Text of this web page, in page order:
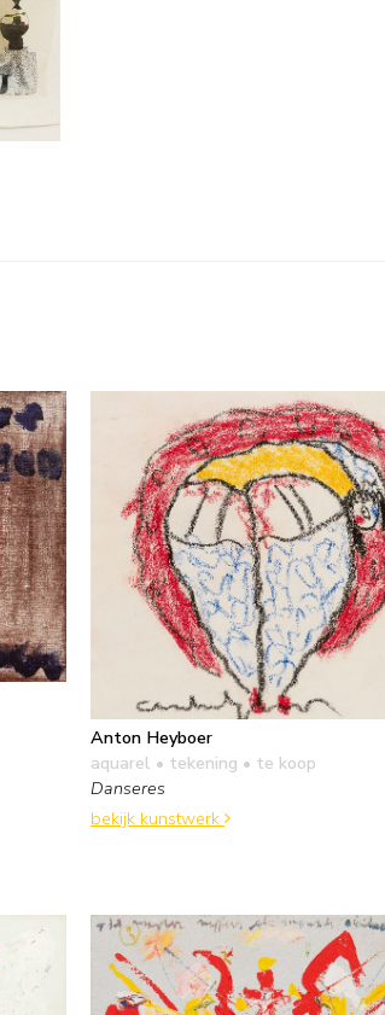
Anton Heyboer
aquarel • tekening • te koop
Danseres
bekijk kunstwerk